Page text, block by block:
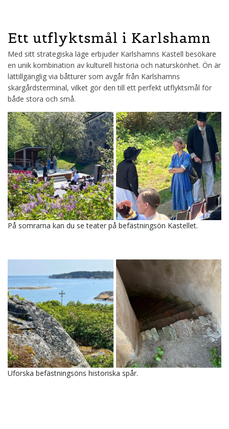
Ett utflyktsmål i Karlshamn
Med sitt strategiska läge erbjuder Karlshamns Kastell besökare
en unik kombination av kulturell historia och naturskönhet. Ön är
lättillgänglig via båtturer som avgår från Karlshamns
skärgårdsterminal, vilket gör den till ett perfekt utflyktsmål för
både stora och små.
På somrarna kan du se teater på befästningsön Kastellet.
Uforska befästningsöns historiska spår.